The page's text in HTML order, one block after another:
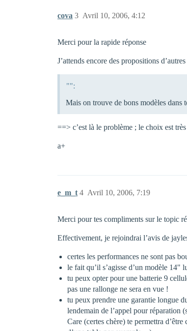
cova Avril 10, 2006, 4:12
3
Merci pour la rapide réponse
J’attends encore des propositions
"":
Mais on trouve de bons modèles dans
==> c’est là le problème ; le choix est
a+
e_m_t Avril 10, 2006, 7:19
4
Merci pour tes compliments sur le topic
Effectivement, je rejoindrai l’avis de
certes les performances ne sont pas
le fait qu’il s’agisse d’un modèle 14"
tu peux opter pour une batterie 9
pas une rallonge ne sera en vue !
tu peux prendre une garantie longue
lendemain de l’appel pour réparation
Care (certes chère) te permettra